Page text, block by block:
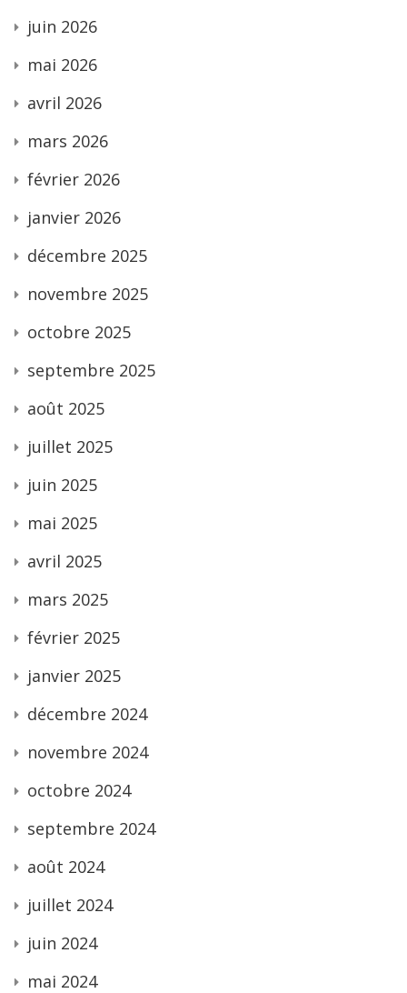
juin 2026
mai 2026
avril 2026
mars 2026
février 2026
janvier 2026
décembre 2025
novembre 2025
octobre 2025
septembre 2025
août 2025
juillet 2025
juin 2025
mai 2025
avril 2025
mars 2025
février 2025
janvier 2025
décembre 2024
novembre 2024
octobre 2024
septembre 2024
août 2024
juillet 2024
juin 2024
mai 2024